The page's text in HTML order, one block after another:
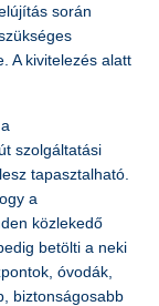
során
A kivitelezés alatt
szolgáltatási
tapasztalható.
a
közlekedő
betölti a neki
óvodák,
biztonságosabb